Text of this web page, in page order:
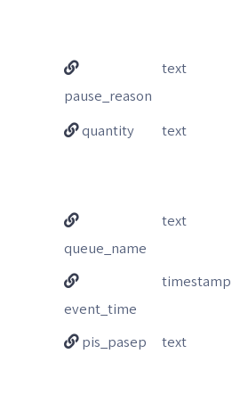
pause_reason
text
quantity
text
queue_name
text
event_time
timestamp
pis_pasep text